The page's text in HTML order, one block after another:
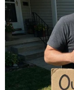
châu Á 2024
13/04/2024 10:41
Ở giải U23 châu
thắng cho U23
là siêu phẩm
trong trận chung